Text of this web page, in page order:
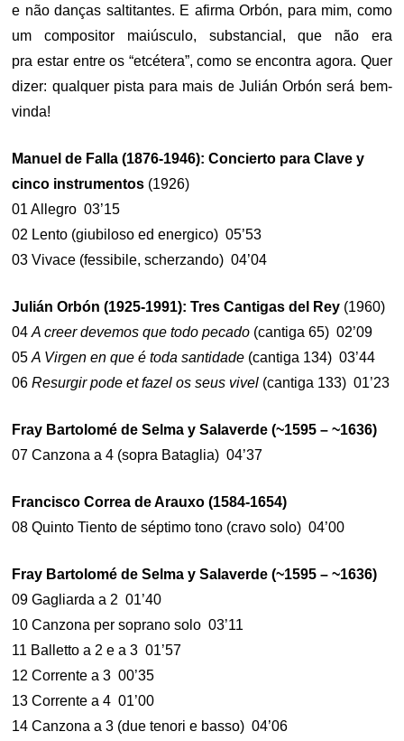
e não danças saltitantes. E afirma Orbón, para mim, como
um compositor maiúsculo, substancial, que não era
pra estar entre os “etcétera”, como se encontra agora. Quer
dizer: qualquer pista para mais de Julián Orbón será bem-
vinda!
Manuel de Falla (1876-1946): Concierto para Clave y
cinco instrumentos (1926)
01 Allegro 03’15
02 Lento (giubiloso ed energico) 05’53
03 Vivace (fessibile, scherzando) 04’04
Julián Orbón (1925-1991): Tres Cantigas del Rey (1960)
04A creer devemos que todo pecado (cantiga 65) 02’09
05A Virgen en que é toda santidade (cantiga 134) 03’44
06Resurgir pode et fazel os seus vivel (cantiga 133) 01’23
Fray Bartolomé de Selma y Salaverde (~1595 – ~1636)
07 Canzona a 4 (sopra Bataglia) 04’37
Francisco Correa de Arauxo (1584-1654)
08 Quinto Tiento de séptimo tono (cravo solo) 04’00
Fray Bartolomé de Selma y Salaverde (~1595 – ~1636)
09 Gagliarda a 2 01’40
10 Canzona per soprano solo 03’11
11 Balletto a 2 e a 3 01’57
12 Corrente a 3 00’35
13 Corrente a 4 01’00
14 Canzona a 3 (due tenori e basso) 04’06